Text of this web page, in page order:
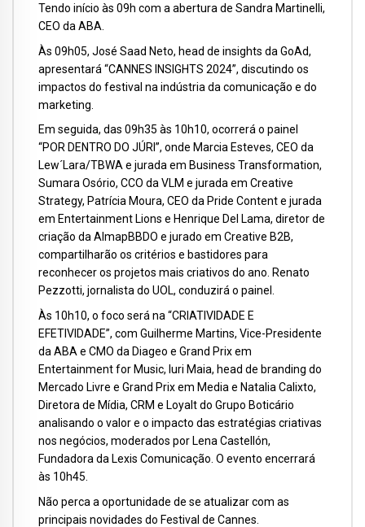
Tendo início às 09h com a abertura de Sandra Martinelli,
CEO da ABA.
Às 09h05, José Saad Neto, head de insights da GoAd,
apresentará “CANNES INSIGHTS 2024”, discutindo os
impactos do festival na indústria da comunicação e do
marketing.
Em seguida, das 09h35 às 10h10, ocorrerá o painel
“POR DENTRO DO JÚRI”, onde Marcia Esteves, CEO da
Lew´Lara/TBWA e jurada em Business Transformation,
Sumara Osório, CCO da VLM e jurada em Creative
Strategy, Patrícia Moura, CEO da Pride Content e jurada
em Entertainment Lions e Henrique Del Lama, diretor de
criação da AlmapBBDO e jurado em Creative B2B,
compartilharão os critérios e bastidores para
reconhecer os projetos mais criativos do ano. Renato
Pezzotti, jornalista do UOL, conduzirá o painel.
Às 10h10, o foco será na “CRIATIVIDADE E
EFETIVIDADE”, com Guilherme Martins, Vice-Presidente
da ABA e CMO da Diageo e Grand Prix em
Entertainment for Music, Iuri Maia, head de branding do
Mercado Livre e Grand Prix em Media e Natalia Calixto,
Diretora de Mídia, CRM e Loyalt do Grupo Boticário
analisando o valor e o impacto das estratégias criativas
nos negócios, moderados por Lena Castellón,
Fundadora da Lexis Comunicação. O evento encerrará
às 10h45.
Não perca a oportunidade de se atualizar com as
principais novidades do Festival de Cannes.